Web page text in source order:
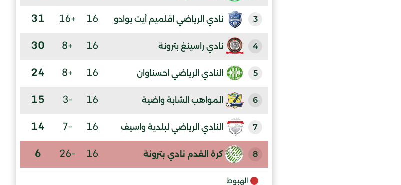
3 نادي الرياضي اقلميم أيت بوادو 16
+16
31
4 نادي راسينغ بترونة 16
+8
30
5 النادي الرياضي احسناوان 16
+8
24
6 المواهب الشابة واضية 16
-3
15
7 النادي الرياضي لبلدية واسيف 16
-7
14
8 كرة القدم نادي بترونة 16
-26
6
9 الهبوط